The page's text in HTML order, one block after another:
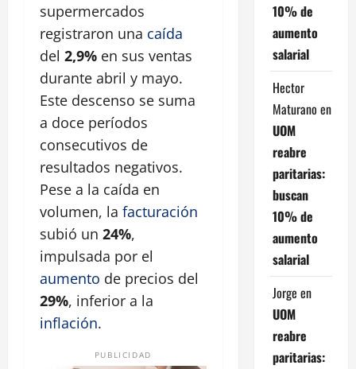
supermercados
registraron una caída
del 2,9% en sus ventas
durante abril y mayo.
Este descenso se suma
a doce períodos
consecutivos de
resultados negativos.
Pese a la caída en
volumen, la facturación
subió un 24%,
impulsada por el
aumento de precios del
29%, inferior a la
inflación.
PUBLICIDAD
10% de
aumento
salarial
Hector
Maturano en
UOM
reabre
paritarias:
buscan
10% de
aumento
salarial
Jorge en
UOM
reabre
paritarias: